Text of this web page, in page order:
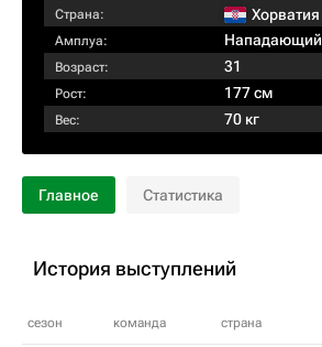
Страна: Хорватия
Амплуа: Нападающий
Возраст: 31
Рост: 177 см
Вес: 70 кг
Главное Статистика
История выступлений
сезон команда страна